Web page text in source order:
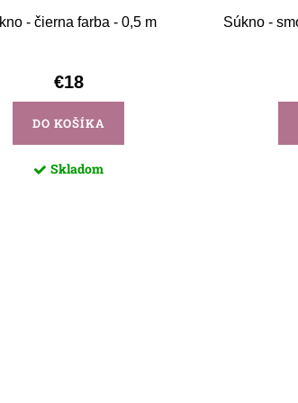
- čierna farba - 0,5 m
€18
DO KOŠÍKA
Skladom
Súkno -